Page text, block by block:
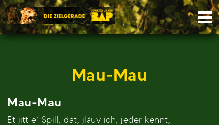
Skip
to
content
Mau-Mau
Mau-Mau
Et jitt e’ Spill, dat, jläuv ich, jeder kennt,